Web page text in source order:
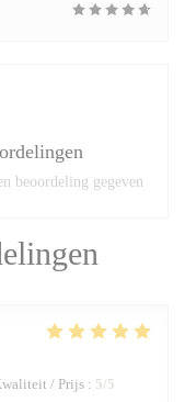
/ Prijs : 5/5
beoordeling gegeven